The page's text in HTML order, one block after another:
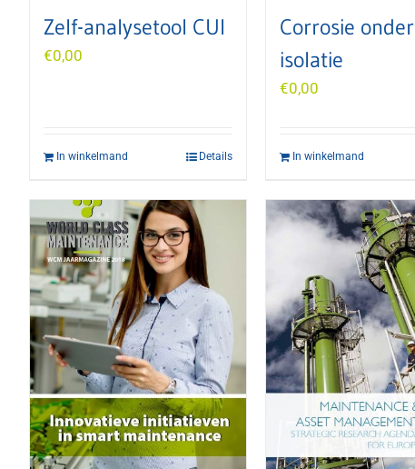
Zelf-analysetool CUI
€0,00
In winkelmand Details
Corrosie onder
isolatie
€0,00
In winkelmand